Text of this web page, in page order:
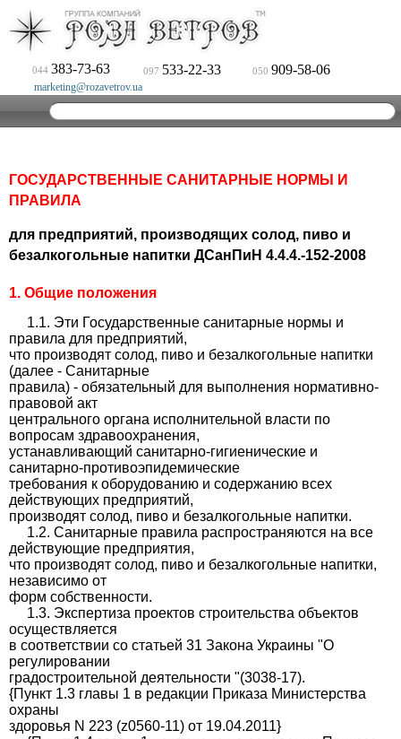
044 383-73-63 097 533-22-33 050 909-58-06
marketing@rozavetrov.ua
ГОСУДАРСТВЕННЫЕ САНИТАРНЫЕ НОРМЫ И
ПРАВИЛА
для предприятий, производящих солод, пиво и
безалкогольные напитки ДСанПиН 4.4.4.-152-2008
1. Общие положения
1.1. Эти Государственные санитарные нормы и
правила для предприятий,
что производят солод, пиво и безалкогольные напитки
(далее - Санитарные
правила) - обязательный для выполнения нормативно-
правовой акт
центрального органа исполнительной власти по
вопросам здравоохранения,
устанавливающий санитарно-гигиенические и
санитарно-противоэпидемические
требования к оборудованию и содержанию всех
действующих предприятий,
производят солод, пиво и безалкогольные напитки.
1.2. Санитарные правила распространяются на все
действующие предприятия,
что производят солод, пиво и безалкогольные напитки,
независимо от
форм собственности.
1.3. Экспертиза проектов строительства объектов
осуществляется
в соответствии со статьей 31 Закона Украины "О
регулировании
градостроительной деятельности "(3038-17).
{Пункт 1.3 главы 1 в редакции Приказа Министерства
охраны
здоровья N 223 (z0560-11) от 19.04.2011}